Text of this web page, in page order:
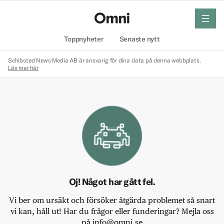
Toppnyheter Senaste nytt
meny
Schibsted News Media AB är ansvarig för dina data på denna webbplats.
Läs mer här
Oj! Något har gått fel.
Vi ber om ursäkt och försöker åtgärda problemet så snart
vi kan, håll ut! Har du frågor eller funderingar? Mejla oss